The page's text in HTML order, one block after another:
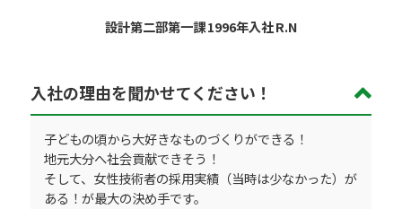
設計第二部第一課1996年入社R.N
入社の理由を聞かせてください！
子どもの頃から大好きなものづくりができる！
地元大分へ社会貢献できそう！
そして、女性技術者の採用実績（当時は少なかった）が
ある！が最大の決め手です。